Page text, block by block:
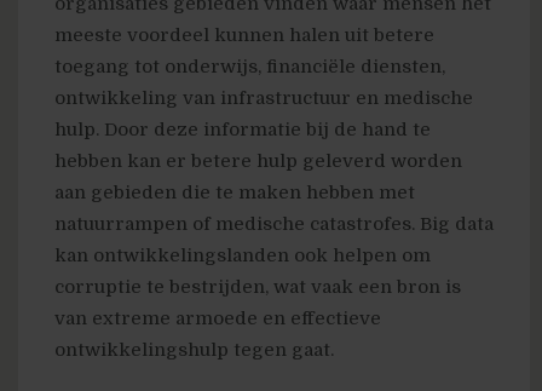
meeste voordeel kunnen halen uit betere
toegang tot onderwijs, financiële diensten,
ontwikkeling van infrastructuur en medische
hulp. Door deze informatie bij de hand te
hebben kan er betere hulp geleverd worden
aan gebieden die te maken hebben met
natuurrampen of medische catastrofes. Big data
kan ontwikkelingslanden ook helpen om
corruptie te bestrijden, wat vaak een bron is
van extreme armoede en effectieve
ontwikkelingshulp tegen gaat.